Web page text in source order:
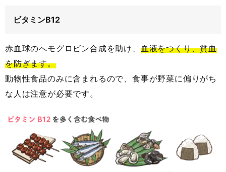
ビタミンB12
赤血球のへモグロビン合成を助け、 血液をつくり、貧血
を防ぎます。
動物性食品のみに含まれるので、食事が野菜に偏りがち
な人は注意が必要です。